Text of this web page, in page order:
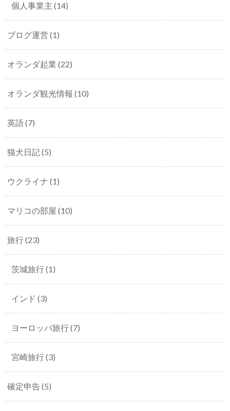
個人事業主 (14)
ブログ運営 (1)
オランダ起業 (22)
オランダ観光情報 (10)
英語(7)
猫犬日記(5)
ウクライナ (1)
マリコの部屋 (10)
旅行(23)
茨城旅行(1)
インド (3)
ヨーロッパ旅行(7)
宮崎旅行(3)
確定申告(5)